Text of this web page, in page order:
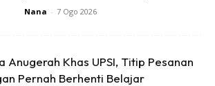
Nana - 7 Ogo 2026
Anugerah Khas UPSI, Titip Pesanan
Pernah Berhenti Belajar